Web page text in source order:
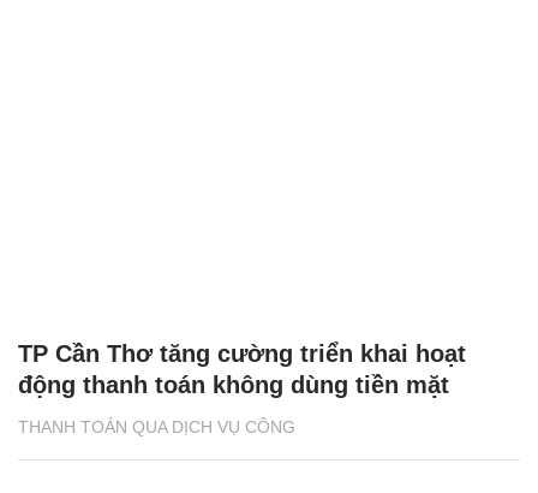
THANH TOÁN QUA DỊCH VỤ CÔNG
TP Cần Thơ tăng cường triển khai hoạt
động thanh toán không dùng tiền mặt